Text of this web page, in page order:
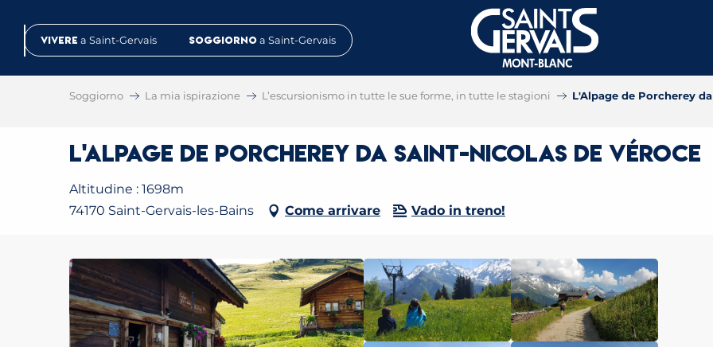
contenuVivere a Saint-Gervais Soggiorno a Saint-Gervais
Soggiorno La mia ispirazione L’escursionismo in tutte le sue forme, in tutte le stagioni L'Alpage de Porcherey
L'Alpage de Porcherey da Saint-Nicolas de Véroce
Altitudine : 1698m
74170 Saint-Gervais-les-Bains
Come arrivare Vado in treno!